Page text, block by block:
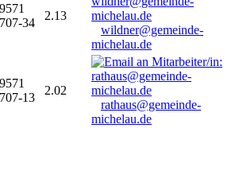
34
2.13
wildner@gemeinde-
michelau.de
13
2.02
rathaus@gemeinde-
michelau.de